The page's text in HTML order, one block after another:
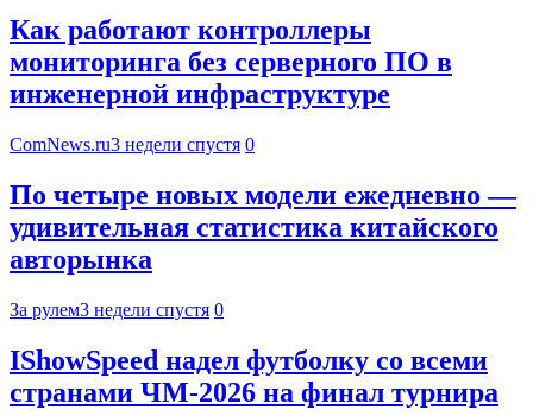
Как работают контроллеры
мониторинга без серверного ПО в
инженерной инфраструктуре
ComNews.ru3 недели спустя 0
По четыре новых модели ежедневно —
удивительная статистика китайского
авторынка
За рулем3 недели спустя 0
IShowSpeed надел футболку со всеми
странами ЧМ-2026 на финал турнира